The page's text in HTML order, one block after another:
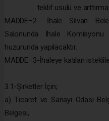
teklif usulü ve
MADDE–2- İhale Silvan
Salonunda İhale
huzurunda yapılacaktır.
MADDE–3-İhaleye katılan
3.1-Şirketler İçin;
a) Ticaret ve Sanayi Odası
Belgesi,